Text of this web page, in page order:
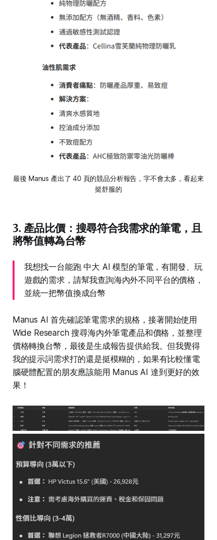
最後 Manus 產出了 40 頁的競品分析報告，字不會太多，看起來
挺舒服的
3. 產品比價：搜尋符合我需求的筆電，且
將幣值轉為台幣
我想找一台能跑 中大 AI 模型的筆電，有開發、玩
遊戲的需求，請幫我查詢海內外不同平台的價格，
並統一把幣值換成台幣
Manus AI 首先確認筆電需求的規格，接著開始使用
Wide Research 搜尋海內外筆電產品和價格，並整理
價格轉換台幣，最後是生成報告提供給我。但我覺得
我的提示詞需求打的還是挺模糊的，如果有比較懂電
腦硬體配置的朋友應該能用 Manus AI 達到更好的效
果！